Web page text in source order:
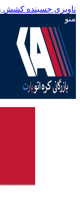
ناوبری چسبنده کشش
منو